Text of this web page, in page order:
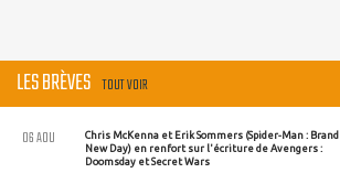
LES BRÈVES TOUT VOIR
Chris McKenna et Erik Sommers (Spider-Man : Brand
New Day) en renfort sur l'écriture de Avengers :
Doomsday et Secret Wars
06 AOU